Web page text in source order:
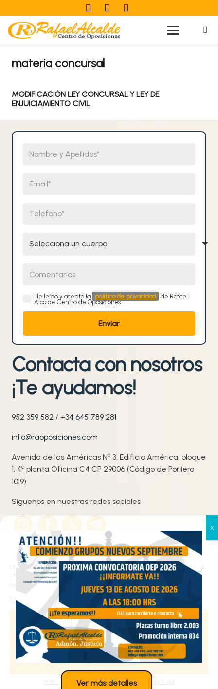
Gestionar el consentimiento
de las cookies
Utilizamos cookies propias y de terceros para analizar el tráfico en nuestro
sitio web y personalizar el contenido. Puede aceptar todas las cookies,
configurarlas según sus preferencias o rechazarlas.
Gestionar los servicios
Aceptar
Denegar
Ver preferencias
Política de cookiesPolítica de privacidad
materia concursal
MODIFICACIÓN LEY CONCURSAL Y LEY DE
ENJUICIAMIENTO CIVIL
He leído y acepto la política de privacidad
de Rafael
Alcalde Centro de Oposiciones.
Contacta con nosotros
¡Te ayudamos!
952 359 582 / +34 645 789 281
info@raoposiciones.com
Avenida de las Américas No 3, Edificio América; bloque
1, 4ª planta Oficina C4 CP 29006 (Código de Portero
1019)
Síguenos en nuestras redes sociales
Haz clic en «Estoy de acuerdo» para activar
Google maps
Política de cookies
Estoy de acuerdo
Ver más detalles